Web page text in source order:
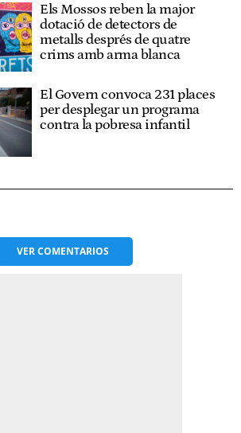
Els Mossos reben la major
dotació de detectors de
metalls després de quatre
crims amb arma blanca
El Govern convoca 231 places
per desplegar un programa
contra la pobresa infantil
VERCOMENTARIOS